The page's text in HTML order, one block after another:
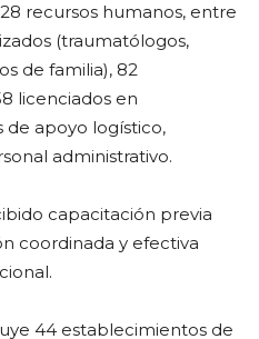
recursos humanos, entre
(traumatólogos,
de familia), 82
licenciados en
de apoyo logístico,
administrativo.
capacitación previa
coordinada y efectiva
44 establecimientos de